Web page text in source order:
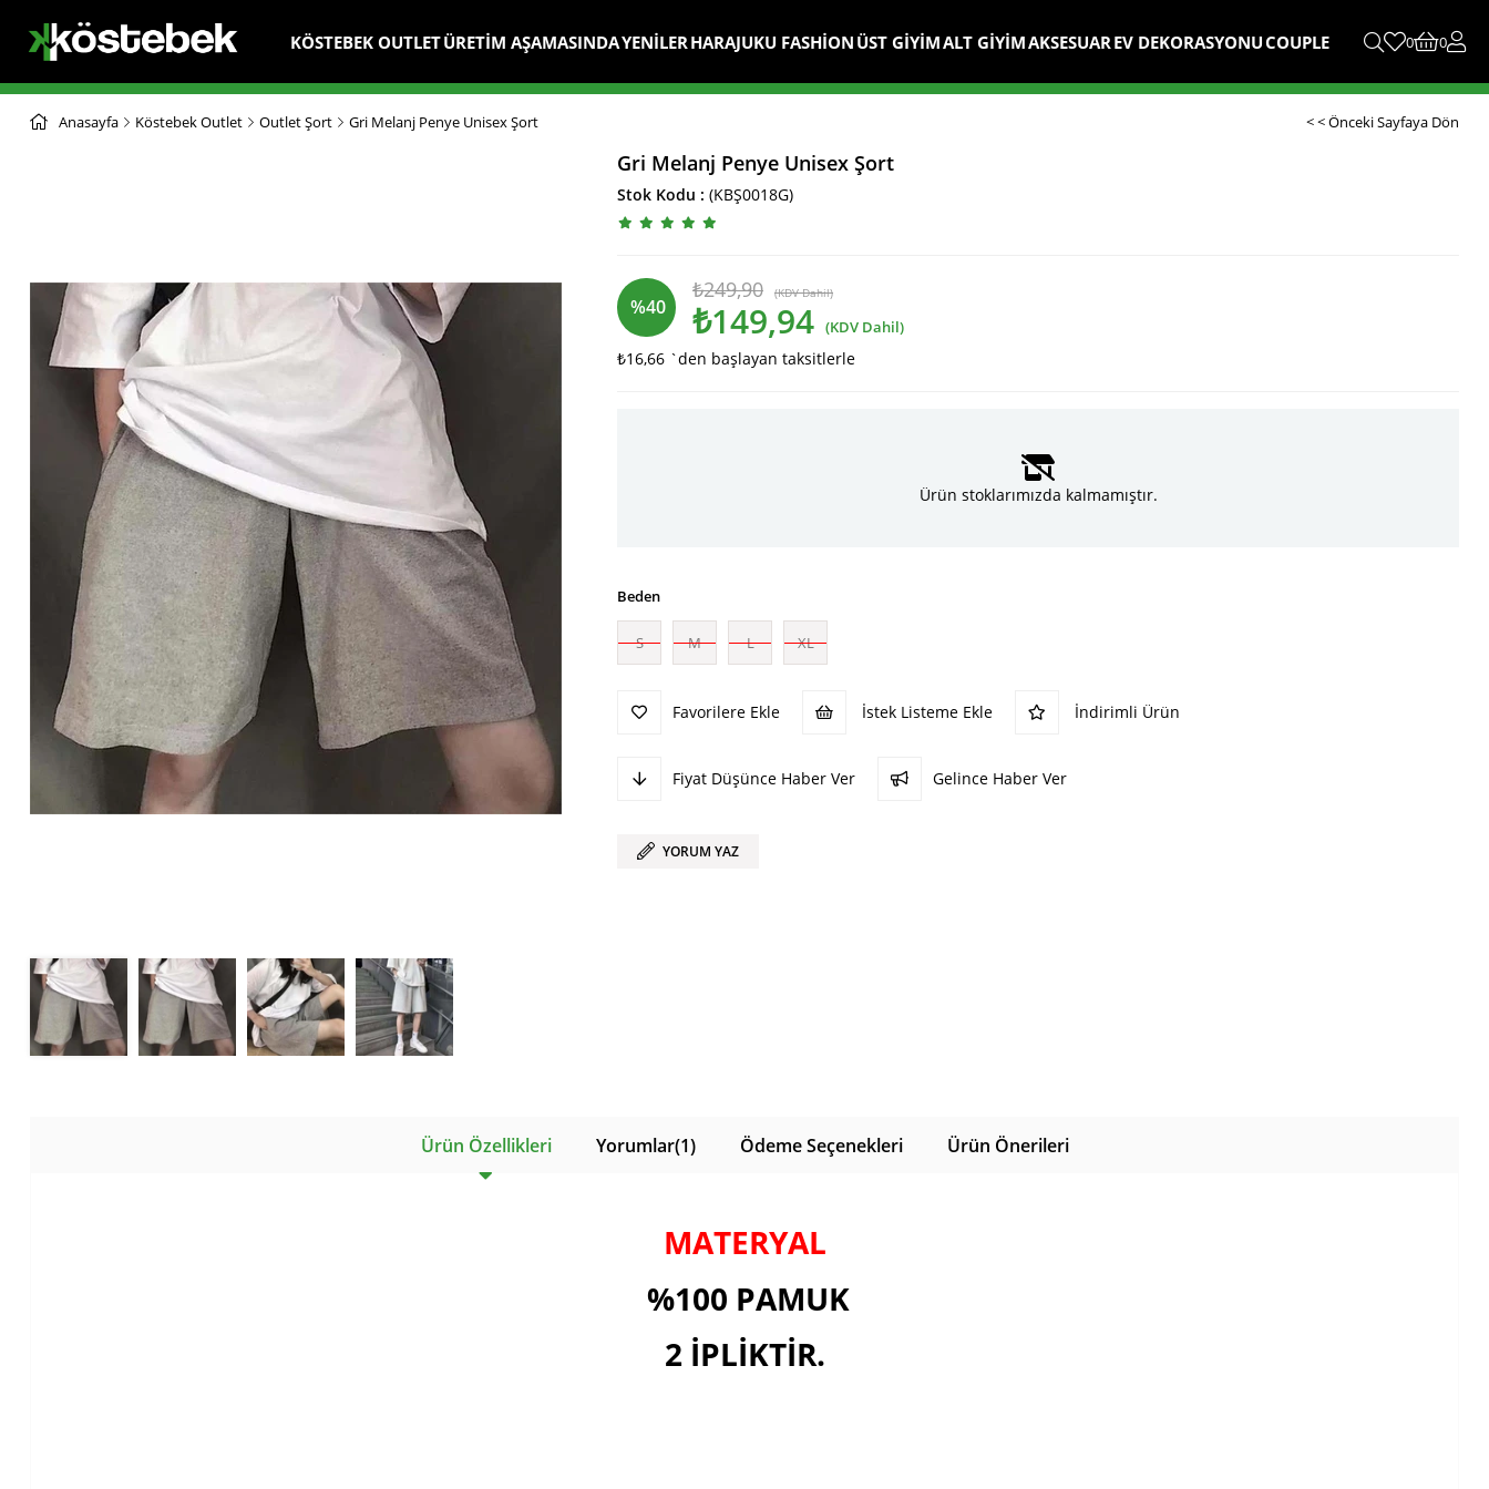
KÖSTEBEK OUTLETÜRETİM AŞAMASINDAYENİLER HARAJUKU FASHİON ÜST GİYİMALT GİYİMAKSESUAR EV DEKORASYONUCOUPLE 0 0
Anasayfa Köstebek Outlet Outlet Şort Gri Melanj Penye Unisex Şort < < Önceki Sayfaya Dön
Gri Melanj Penye Unisex Şort
Stok Kodu (KBŞ0018G)
%40
İndirim
₺249,90 (KDV Dahil)
₺149,94 (KDV Dahil)
₺16,66 `den başlayan taksitlerle
Ürün stoklarımızda kalmamıştır.
Beden
S M L XL
Favorilere Ekle İstek Listeme Ekle İndirimli Ürün
Fiyat Düşünce Haber Ver Gelince Haber Ver
YORUM YAZ
Ürün Özellikleri Yorumlar(1) Ödeme Seçenekleri Ürün Önerileri
MATERYAL
%100 PAMUK
2 İPLİKTİR.